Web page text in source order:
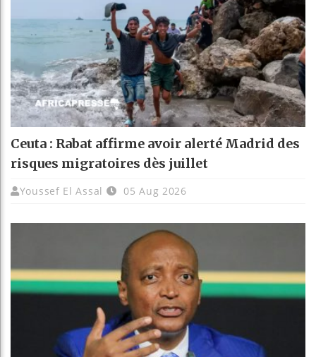
Ceuta : Rabat affirme avoir alerté Madrid des
risques migratoires dès juillet
Youssef El Assal 05 Aug 2026